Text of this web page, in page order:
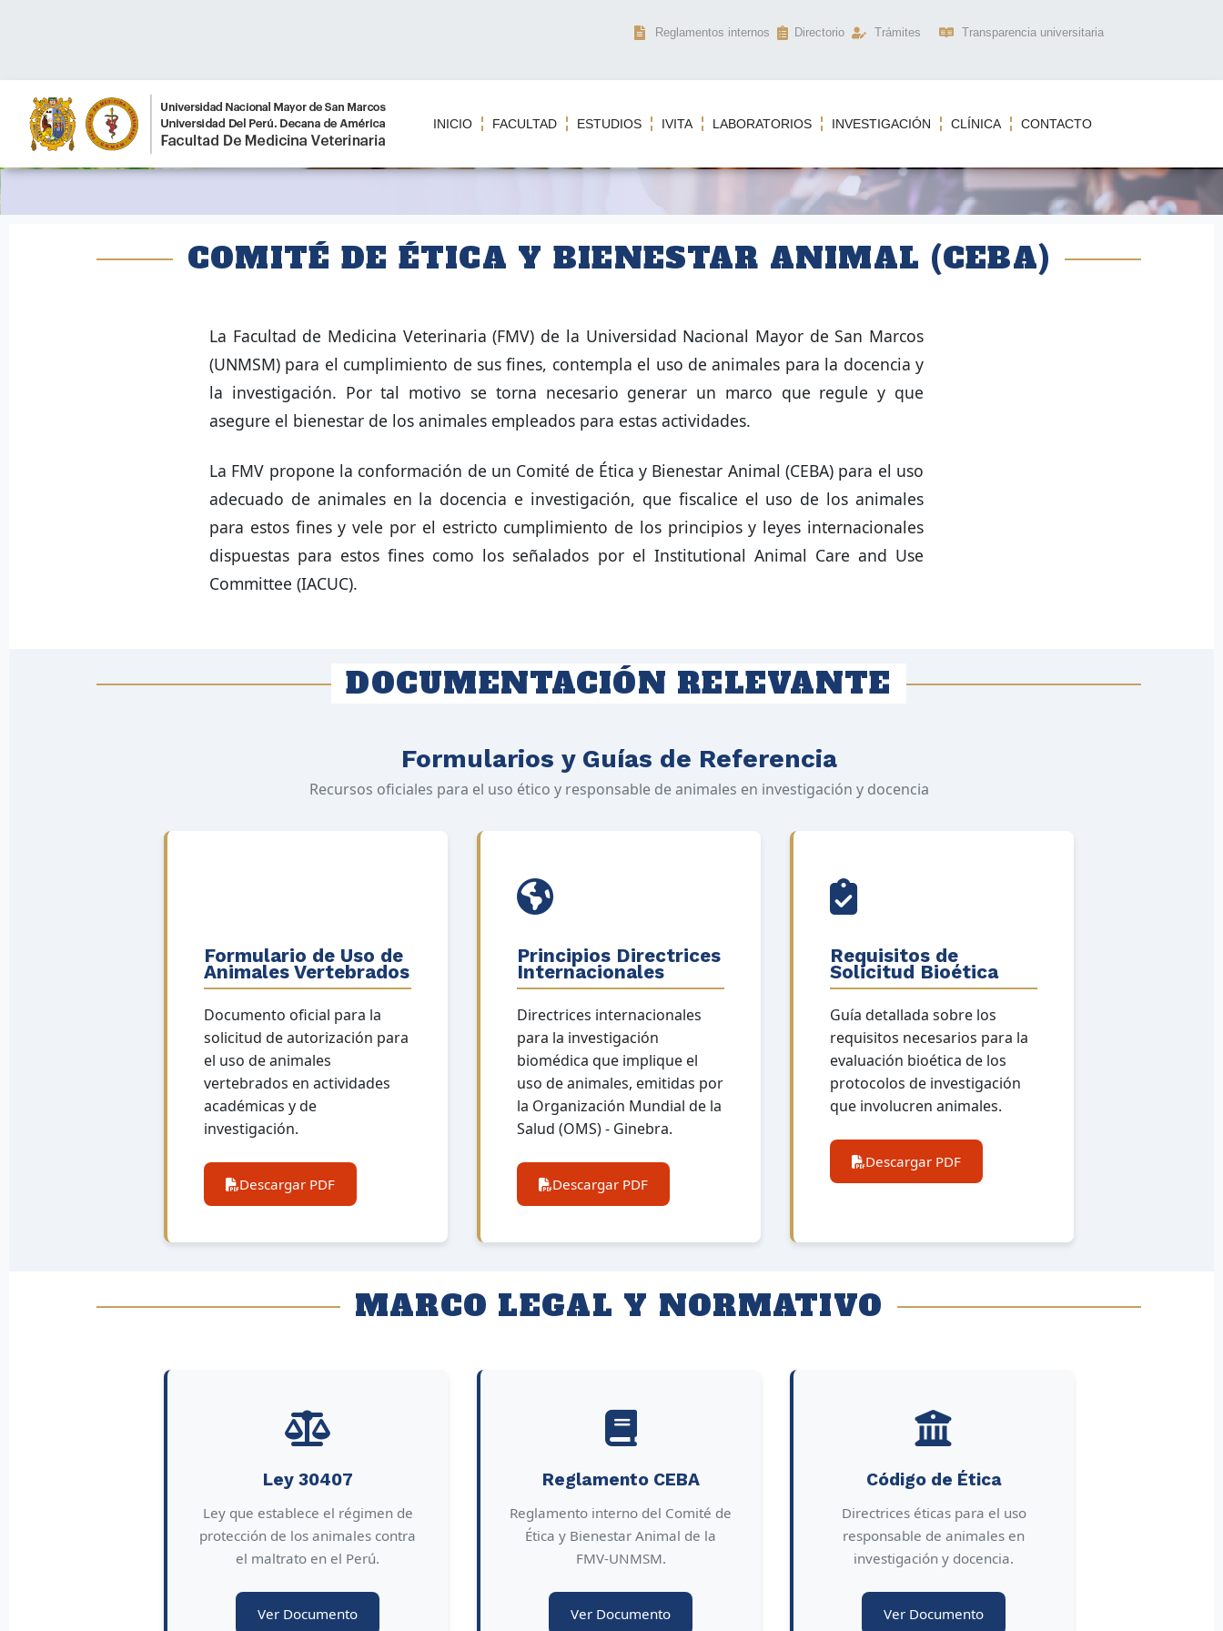
Reglamentos internos Directorio Trámites Transparencia universitaria
INICIO FACULTAD ESTUDIOS IVITA LABORATORIOS INVESTIGACIÓN CLÍNICA CONTACTO
COMITÉ DE ÉTICA Y BIENESTAR ANIMAL (CEBA)
La Facultad de Medicina Veterinaria (FMV) de la Universidad Nacional Mayor de San Marcos
(UNMSM) para el cumplimiento de sus fines, contempla el uso de animales para la docencia y
la investigación. Por tal motivo se torna necesario generar un marco que regule y que
asegure el bienestar de los animales empleados para estas actividades.
La FMV propone la conformación de un Comité de Ética y Bienestar Animal (CEBA) para el uso
adecuado de animales en la docencia e investigación, que fiscalice el uso de los animales
para estos fines y vele por el estricto cumplimiento de los principios y leyes internacionales
dispuestas para estos fines como los señalados por el Institutional Animal Care and Use
Committee (IACUC).
DOCUMENTACIÓN RELEVANTE
Formularios y Guías de Referencia
Recursos oficiales para el uso ético y responsable de animales en investigación y docencia
Formulario de Uso de
Animales Vertebrados
Documento oficial para la
solicitud de autorización para
el uso de animales
vertebrados en actividades
académicas y de
investigación.
Descargar PDF
Principios Directrices
Internacionales
Directrices internacionales
para la investigación
biomédica que implique el
uso de animales, emitidas por
la Organización Mundial de la
Salud (OMS) - Ginebra.
Descargar PDF
Requisitos de
Solicitud Bioética
Guía detallada sobre los
requisitos necesarios para la
evaluación bioética de los
protocolos de investigación
que involucren animales.
Descargar PDF
MARCO LEGAL Y NORMATIVO
Ley 30407
Ley que establece el régimen de
protección de los animales contra
el maltrato en el Perú.
Ver Documento
Reglamento CEBA
Reglamento interno del Comité de
Ética y Bienestar Animal de la
FMV-UNMSM.
Ver Documento
Código de Ética
Directrices éticas para el uso
responsable de animales en
investigación y docencia.
Ver Documento